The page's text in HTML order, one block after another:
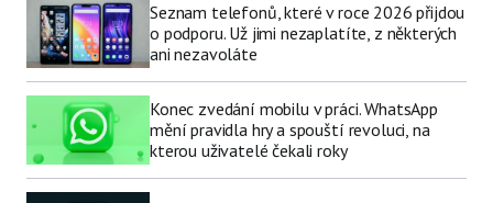
Seznam telefonů, které v roce 2026 přijdou
o podporu. Už jimi nezaplatíte, z některých
ani nezavoláte
Konec zvedání mobilu v práci. WhatsApp
mění pravidla hry a spouští revoluci, na
kterou uživatelé čekali roky